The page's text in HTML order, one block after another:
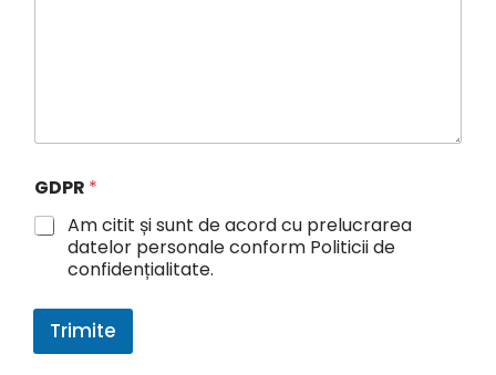
GDPR *
Am citit și sunt de acord cu prelucrarea
datelor personale conform Politicii de
confidențialitate.
Trimite